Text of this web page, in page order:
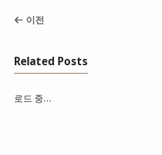
이전
Related Posts
로드 중…